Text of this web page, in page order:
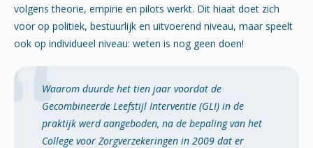
volgens theorie, empirie en pilots werkt. Dit hiaat doet zich
voor op politiek, bestuurlijk en uitvoerend niveau, maar speelt
ook op individueel niveau: weten is nog geen doen!
Waarom duurde het tien jaar voordat de
Gecombineerde Leefstijl Interventie (GLI) in de
praktijk werd aangeboden, na de bepaling van het
College voor Zorgverzekeringen in 2009 dat er